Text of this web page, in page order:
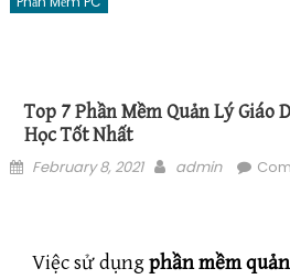
Top 7 Phần Mềm Quản Lý Giáo
Học Tốt Nhất
Posted on
February 8, 2021 Author
admin
Việc sử dụng phần mềm